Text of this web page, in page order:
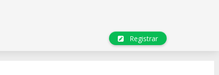
Registrar